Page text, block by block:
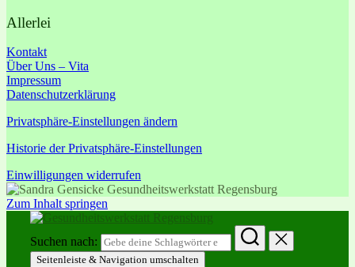
Allerlei
Kontakt
Über Uns – Vita
Impressum
Datenschutzerklärung
Privatsphäre-Einstellungen ändern
Historie der Privatsphäre-Einstellungen
Einwilligungen widerrufen
Zum Inhalt springen
Suchen nach:
Seitenleiste & Navigation umschalten